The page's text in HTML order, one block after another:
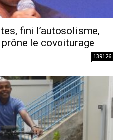
fini l’autosolisme,
le covoiturage
139126